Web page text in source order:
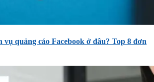
vụ quảng cáo Facebook ở đâu? Top 8 đơn